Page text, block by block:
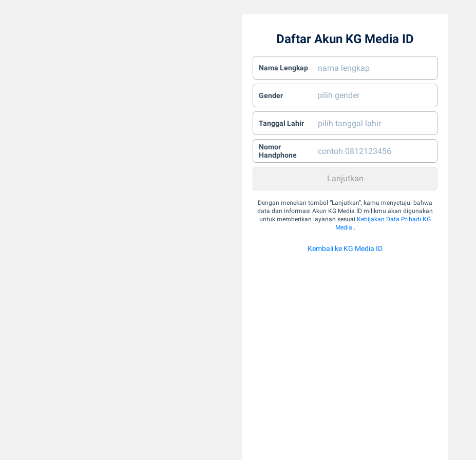
Daftar Akun KG Media ID
Nama Lengkap
Gender
Tanggal Lahir
Nomor
Handphone
Dengan menekan tombol “Lanjutkan”, kamu menyetujui bahwa
data dan informasi Akun KG Media ID milikmu akan digunakan
untuk memberikan layanan sesuai Kebijakan Data Pribadi KG
Media .
Kembali ke KG Media ID